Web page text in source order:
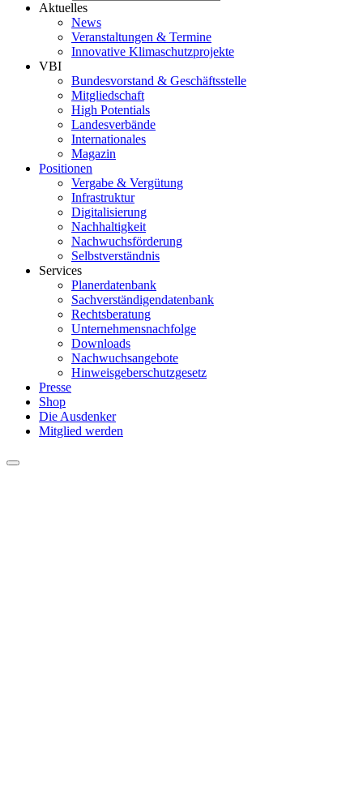
Aktuelles
News
Veranstaltungen & Termine
Innovative Klimaschutzprojekte
VBI
Bundesvorstand & Geschäftsstelle
Mitgliedschaft
High Potentials
Landesverbände
Internationales
Magazin
Positionen
Vergabe & Vergütung
Infrastruktur
Digitalisierung
Nachhaltigkeit
Nachwuchsförderung
Selbstverständnis
Services
Planerdatenbank
Sachverständigendatenbank
Rechtsberatung
Unternehmensnachfolge
Downloads
Nachwuchsangebote
Hinweisgeberschutzgesetz
Presse
Shop
Die Ausdenker
Mitglied werden